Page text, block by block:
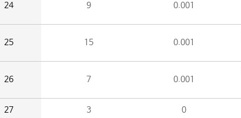
24 9 0.001
25 15 0.001
26 7 0.001
27 3 0